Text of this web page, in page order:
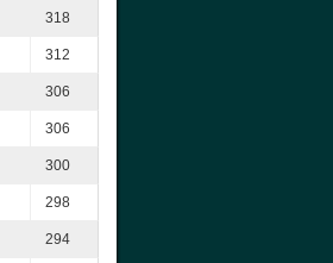
318
312
306
306
300
298
294